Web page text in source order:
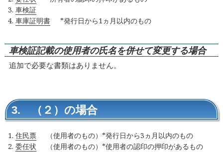
車検証
車庫証明書
*発行日から1ヵ月以内のもの
車検証記載の使用者の氏名を併せて変更する場合
追加で必要な書類はありません。
3. （２）の場合
住民票
（使用者のもの）*発行日から3ヵ月以内のもの
委任状
（使用者のもの）*使用者の認印の押印があるもの